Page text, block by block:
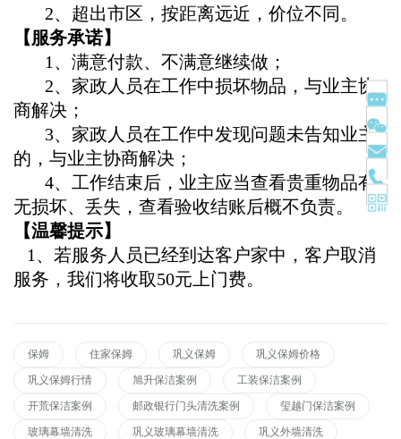
2、超出市区，按距离远近，价位不同。
【服务承诺】
1、满意付款、不满意继续做；
2、家政人员在工作中损坏物品，与业主协
商解决；
3、家政人员在工作中发现问题未告知业主
的，与业主协商解决；
4、工作结束后，业主应当查看贵重物品有
无损坏、丢失，查看验收结账后概不负责。
【温馨提示】
1、若服务人员已经到达客户家中，客户取消
服务，我们将收取50元上门费。
保姆 住家保姆 巩义保姆 巩义保姆价格
巩义保姆行情 旭升保洁案例 工装保洁案例
开荒保洁案例 邮政银行门头清洗案例 玺越门保洁案例
玻璃幕墙清洗 巩义玻璃幕墙清洗 巩义外墙清洗